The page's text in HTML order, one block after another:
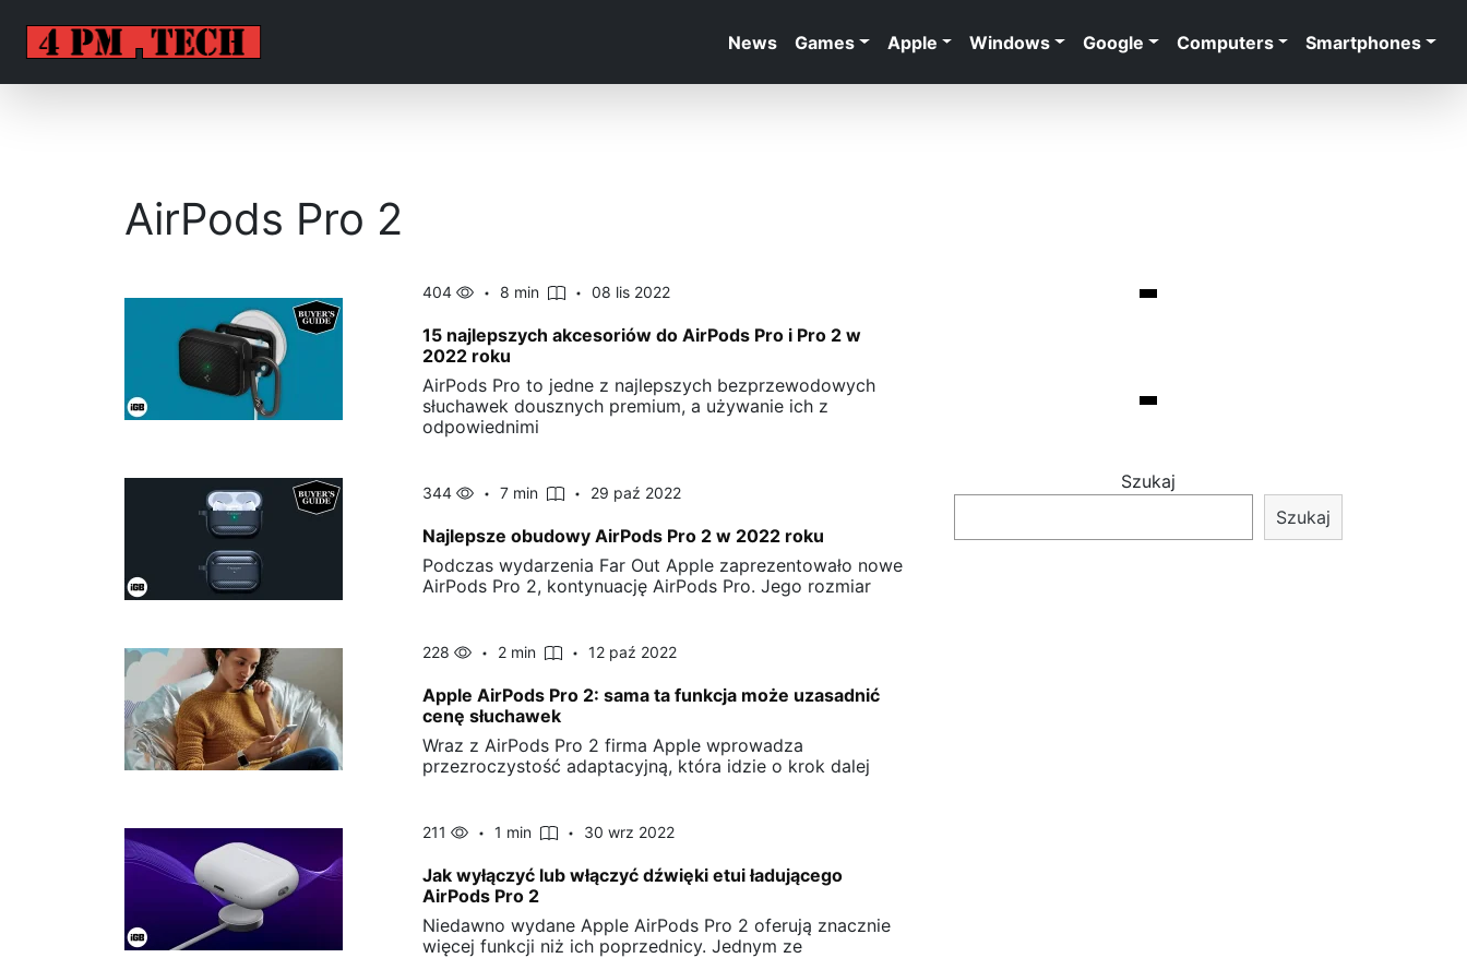
News Games Apple Windows Google Computers Smartphones
AirPods Pro 2
404 8 min 08 lis 2022
15 najlepszych akcesoriów do AirPods Pro i Pro 2 w
2022 roku
AirPods Pro to jedne z najlepszych bezprzewodowych
słuchawek dousznych premium, a używanie ich z
odpowiednimi
344 7 min 29 paź 2022
Najlepsze obudowy AirPods Pro 2 w 2022 roku
Podczas wydarzenia Far Out Apple zaprezentowało nowe
AirPods Pro 2, kontynuację AirPods Pro. Jego rozmiar
228 2 min 12 paź 2022
Apple AirPods Pro 2: sama ta funkcja może uzasadnić
cenę słuchawek
Wraz z AirPods Pro 2 firma Apple wprowadza
przezroczystość adaptacyjną, która idzie o krok dalej
211 1 min 30 wrz 2022
Jak wyłączyć lub włączyć dźwięki etui ładującego
AirPods Pro 2
Niedawno wydane Apple AirPods Pro 2 oferują znacznie
więcej funkcji niż ich poprzednicy. Jednym ze
Szukaj
Szukaj